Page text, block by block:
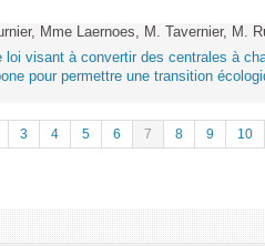
Mme Laernoes, M. Tavernier, M.
loi visant à convertir des centrales à
pour permettre une transition
3 4 5 6 7 8 9 10